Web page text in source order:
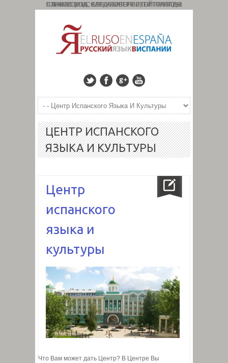
СТРАНИЦА ИССЛЕДОВАТЕЛЬСКОЙ ГРУППЫ: СЛАВИСТИКА, КАВКАЗОЛОГИЯ, ТИПОЛОГИЯ ЯЗЫКОВ. КОД : 827. УНИВЕРСИТЕТ ГРАНАДЫ
ЦЕНТР ИСПАНСКОГО
ЯЗЫКА И КУЛЬТУРЫ
Центр
испанского
языка и
культуры
Что Вам может дать Центр? В Центре Вы